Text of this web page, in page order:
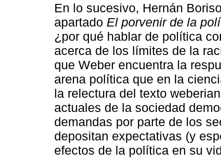
En lo sucesivo, Hernán
apartado El porvenir de la
¿por qué hablar de política
acerca de los límites de la
que Weber encuentra la
arena política que en la
la relectura del texto
actuales de la sociedad
demandas por parte de los
depositan expectativas (y
efectos de la política en su